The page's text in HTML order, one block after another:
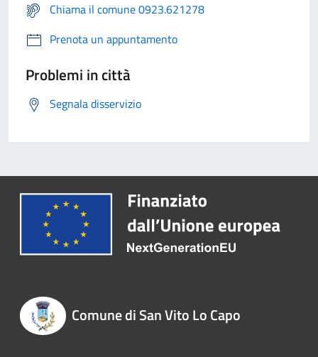
Chiama il comune 0923.621278
Prenota un appuntamento
Problemi in città
Segnala disservizio
Comune di San Vito Lo Capo